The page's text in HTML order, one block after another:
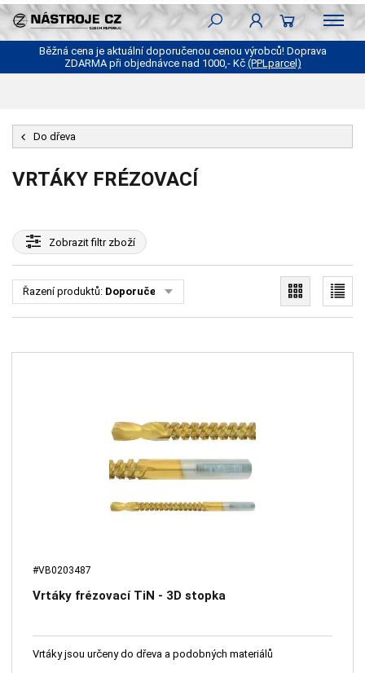
Běžná cena je aktuální doporučenou cenou výrobců! Doprava
ZDARMA při objednávce nad 1000,- Kč (PPLparcel)
Do dřeva
VRTÁKY FRÉZOVACÍ
Zobrazitfiltr zboží
Řazení produktů: Doporučené
#VB0203487
Vrtáky frézovací TiN - 3D stopka
Vrtáky jsou určeny do dřeva a podobných materiálů